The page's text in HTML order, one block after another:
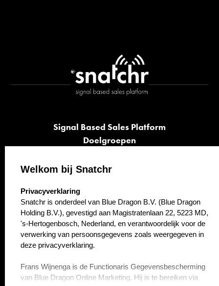
Signal Based Sales Platform
Doelgroepen
Opvolging
Over ons
Contact
Welkom bij Snatchr
select language
Privacyverklaring
Snatchr is onderdeel van Blue Dragon B.V. (Blue Dragon
Holding B.V.), gevestigd aan Magistratenlaan 22, 5223 MD,
's-Hertogenbosch, Nederland, en verantwoordelijk voor de
verwerking van persoonsgegevens zoals weergegeven in
deze privacyverklaring.
Frans Wijnenga is de Functionaris Gegevensbescherming
van Blue Dragon Online Marketing. Hij is te bereiken via